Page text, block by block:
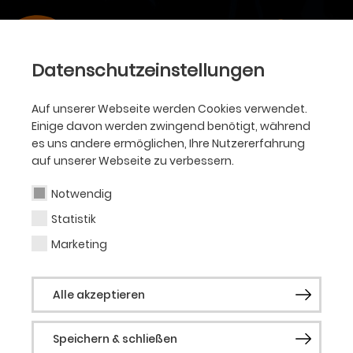
Datenschutzeinstellungen
Auf unserer Webseite werden Cookies verwendet.
Einige davon werden zwingend benötigt, während
es uns andere ermöglichen, Ihre Nutzererfahrung
auf unserer Webseite zu verbessern.
Notwendig
Statistik
Marketing
Alle akzeptieren
Speichern & schließen
OPER • SEPTEMBER 2022 BIS APRIL 2023